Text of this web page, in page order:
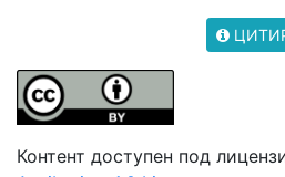
Контент доступен под